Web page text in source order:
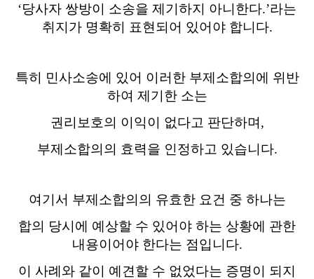
‘당사자 쌍방이 소송을 제기하지 아니한다.’라는
취지가 명확히 표현되어 있어야 합니다.
특히 민사소송에 있어 이러한 부제소합의에 위반
하여 제기한 소는
권리보호의 이익이 없다고 판단하며 ,
부제소합의의 효력을 인정하고 있습니다.
여기서 부제소합의의 유효한 요건 중 하나는
합의 당시에 예상할 수 있어야 하는 상황에 관한
내용이어야 한다는 점입니다.
이 사례와 같이 예견할 수 없었다는 증명이 되지